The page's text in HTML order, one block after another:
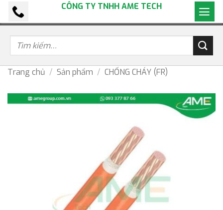
dung
CÔNG TY TNHH AME TECH
Trang chủ / Sản phẩm / CHỐNG CHÁY (FR)